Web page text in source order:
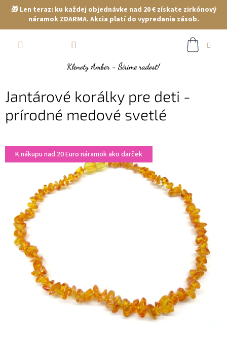
🎁 Len teraz: ku každej objednávke nad 20 € získate zirkónový
náramok ZDARMA. Akcia platí do vypredania zásob.
Jantárové korálky pre deti -
prírodné medové svetlé
K nákupu nad 20 Euro náramok ako darček